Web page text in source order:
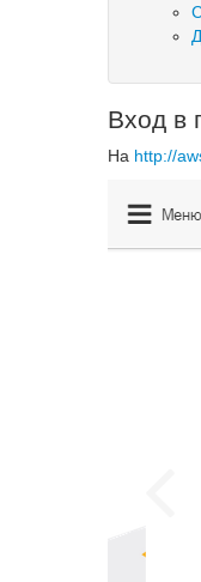
Вход в
На http://